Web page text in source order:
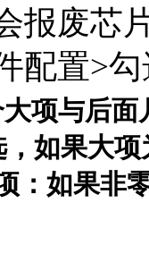
报废芯
置>勾
项与后面
如果大
非零，